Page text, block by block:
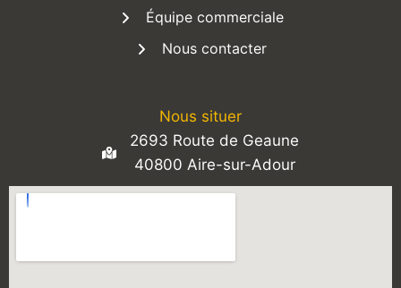
Équipe commerciale
Nous contacter
Nous situer
2693 Route de Geaune
40800 Aire-sur-Adour